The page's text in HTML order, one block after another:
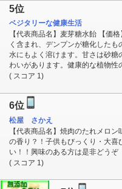
5位
ベジタリーな健康生活
【代表商品名】麦芽糖水飴 【価
く含まれ、デンプンが糖化した
水にもよく溶けます。甘さは砂
わいがあります。健康的な植物性
( スコア 1)
6位
松屋 さかえ
【代表商品名】焼肉のたれメロ
の香り？！子供もびっくり・大
い！！興味のある方は是非どうぞ
( スコア 1)